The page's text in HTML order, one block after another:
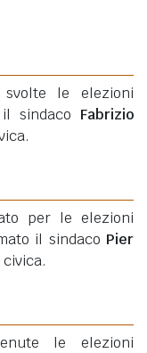
le elezioni
sindaco Fabrizio
per le elezioni
il sindaco Pier
le elezioni